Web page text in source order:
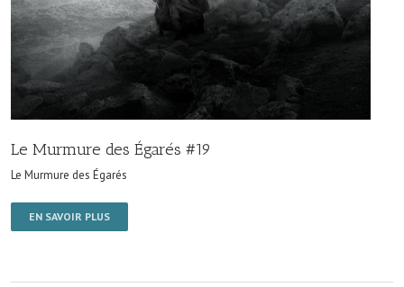
Le Murmure des Égarés #19
Le Murmure des Égarés
EN SAVOIR PLUS